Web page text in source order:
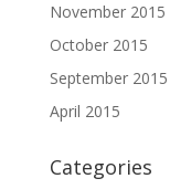
November 2015
October 2015
September 2015
April 2015
Categories